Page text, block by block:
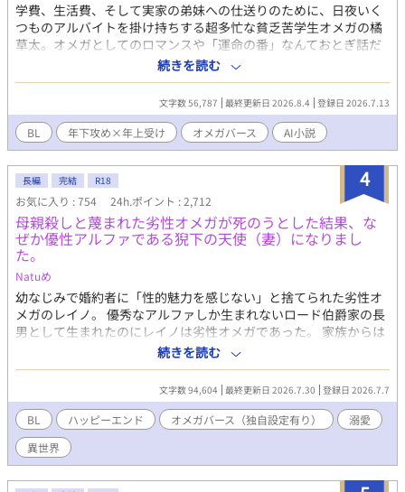
学費、生活費、そして実家の弟妹への仕送りのために、日夜いく
つものアルバイトを掛け持ちする超多忙な貧乏苦学生オメガの橘
草太。オメガとしてのロマンスや「運命の番」なんておとぎ話だ
と切り捨て、日々の生存に必死な彼の通う大学に、ある日驚天動
地の噂が駆け巡る。 それは、アメリカの有名大学を飛び級しまく
り、12歳にして大学の特任研究生として招かれた天才少年がやっ
てくるというものだった。 キャンパスに現れたのは、クォーター
で金髪青目、まるで生きているお人形のように美しく、しかし身
長153センチとちんまりした少年、光瀬川 アレクサンダー レオ。
大人の教授たちを相手に生意気に指図するレオだったが、草太を
見た瞬間に「運命の番」だと確信し、感情を昂らせて猛烈なプロ
ポーズを敢行する。 しかし、毎日の過労と安物の抑制剤のせいで
感覚がバカになっている草太は、アルファであるレオのフェロモ
ンを完全にスルー。「一生懸命背伸びしてプロポーズごっこをし
ている可愛い子供」と完全に勘違いし、みかんジュースを握らせ
て頭をよしよしと撫でまわしてしまう。 子供扱いされて耳まで真
っ赤にして悔しがるレオと、別世界のお坊ちゃまの戯れ言だと全
く相手にしない草太。あまりにも噛み合わない二人の「運命」
が、ここから動き出す——。 ■ キャラクター紹介 橘 草太（たち
ばな そうた） / 20歳 オメガ 身長173cm。すっきりとした長身だ
が、働きすぎで少し細身。 両親はベータで、突然変異のようにオ
メガとして生まれた。実家が貧しいため、奨学金、自身の生活
費、弟妹への仕送りのためにスケジュールアプリがカラフルに埋
まるほどバイトを掛け持ちしている。病院の抑制剤を買う余裕が
なく、市販の安物で誤魔化しているため感覚が鈍い。 素朴で親し
みやすく、健気で面倒見がいいお兄ちゃん気質。経済的な余裕の
なさから、恋愛や運命に対しては非常に現実的（冷めている）。
続きを読む
文字数 56,787 最終更新日 2026.8.4 登録日 2026.7.13
BL 年下攻め×年上受け オメガバース AI小説
4
長編 完結 R18
お気に入り : 754 24h.ポイント : 2,712
母親殺しと蔑まれた劣性オメガが死のうとした結果、な
ぜか優性アルファである猊下の天使（妻）になりまし
た。
Natuめ
幼なじみで婚約者に「性的魅力を感じない」と捨てられた劣性オ
メガのレイノ。 優秀なアルファしか生まれないロード伯爵家の長
男として生まれたのにレイノは劣性オメガであった。 家族からは
一族の面汚しとひどい扱いを受け、母はオメガを産んだ罪悪感で
自殺してしまう。 『お前が殺したんだ。お前が情けなくて、心を
病んだ末の結末がこれだ。満足か？ お前をアルファに産めなか
った母への復讐は済んだか？ この、——母殺しのオメガが』 母
の遺体を前に、父からはそう罵倒された。 しかし幼なじみだけ
は、そんなレイノに優しくしてくれていたのだ。 レイノがいいと
すら言ってくれていたのに。 彼の隣には、美しいオメガがいた。
「だからごめん、別れてくれ。……番いたいオメガが他にできた
んだ」 年老いたアルファに売られるくらいならと、自ら命を断と
続きを読む
文字数 94,604 最終更新日 2026.7.30 登録日 2026.7.7
BL ハッピーエンド オメガバース（独自設定有り）
溺愛
異世界